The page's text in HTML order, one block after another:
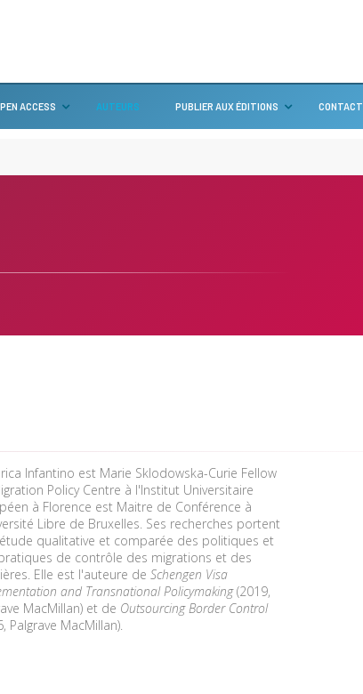
ACCESS AUTEURS PUBLIER AUX ÉDITIONS CONTACT
Infantino est Marie Sklodowska-Curie Fellow
Policy Centre à l'Institut Universitaire
à Florence est Maitre de Conférence à
Libre de Bruxelles. Ses recherches portent
qualitative et comparée des politiques et
de contrôle des migrations et des
Elle est l'auteure de Schengen Visa
and Transnational Policymaking(2019,
MacMillan) et de Outsourcing Border Control
Palgrave MacMillan).